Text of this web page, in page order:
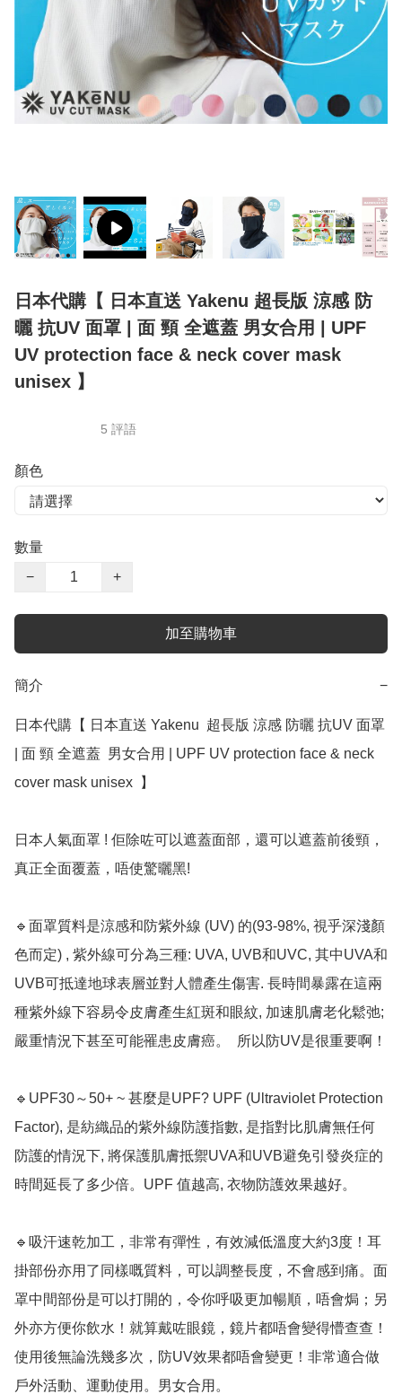
日本代購【 日本直送 Yakenu 超長版 涼感 防
曬 抗UV 面罩 | 面 頸 全遮蓋 男女合用 | UPF
UV protection face & neck cover mask
unisex 】
5 評語
顏色
數量
−
+
加至購物車
簡介 −
日本代購【 日本直送 Yakenu  超長版 涼感 防曬 抗UV 面罩
| 面 頸 全遮蓋  男女合用 | UPF UV protection face & neck
cover mask unisex  】﻿
日本人氣面罩 ! 佢除咗可以遮蓋面部，還可以遮蓋前後頸，
真正全面覆蓋，唔使驚曬黑!
🔹面罩質料是涼感和防紫外線 (UV) 的(93-98%, 視乎深淺顏
色而定) , 紫外線可分為三種: UVA, UVB和UVC, 其中UVA和
UVB可抵達地球表層並對人體產生傷害. 長時間暴露在這兩
種紫外線下容易令皮膚產生紅斑和眼紋, 加速肌膚老化鬆弛;
嚴重情況下甚至可能罹患皮膚癌。  所以防UV是很重要啊！
🔹UPF30～50+ ~ 甚麼是UPF? UPF (Ultraviolet Protection
Factor), 是紡織品的紫外線防護指數, 是指對比肌膚無任何
防護的情況下, 將保護肌膚抵禦UVA和UVB避免引發炎症的
時間延長了多少倍。UPF 值越高, 衣物防護效果越好。
🔹吸汗速乾加工，非常有彈性，有效減低溫度大約3度！耳
掛部份亦用了同樣嘅質料，可以調整長度，不會感到痛。面
罩中間部份是可以打開的，令你呼吸更加暢順，唔會焗；另
外亦方便你飲水！就算戴咗眼鏡，鏡片都唔會變得懵查查！
使用後無論洗幾多次，防UV效果都唔會變更！非常適合做
戶外活動、運動使用。男女合用。